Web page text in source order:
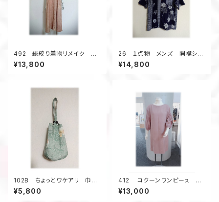
492 総絞り着物リメイク キ
ャミソールワンピース ジャンパ
ースカート 小さいサイズ オ
¥13,800
26 １点物 メンズ 開襟シャ
ツ アロハシャツ 大きいサイ
ズ 2種類の浴衣 格子柄 紅
¥14,800
102B ちょっとワケアリ 巾
着 トート バケツ型 大島紬
リメイク 春色 亀甲柄 ウッ
¥5,800
412 コクーンワンピーㇲ 体
系カバー ピンクの着物 ジャ
カード風の柄 着物リメイク 春
¥13,000